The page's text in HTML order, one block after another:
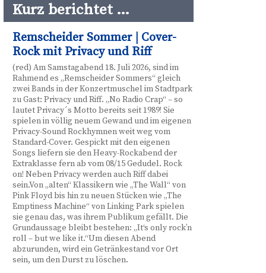
Kurz berichtet …
Remscheider Sommer | Cover-
Rock mit Privacy und Riff
(red) Am Samstagabend 18. Juli 2026, sind im
Rahmend es „Remscheider Sommers“ gleich
zwei Bands in der Konzertmuschel im Stadtpark
zu Gast: Privacy und Riff. „No Radio Crap“ – so
lautet Privacy´s Motto bereits seit 1989! Sie
spielen in völlig neuem Gewand und im eigenen
Privacy-Sound Rockhymnen weit weg vom
Standard-Cover. Gespickt mit den eigenen
Songs liefern sie den Heavy-Rockabend der
Extraklasse fern ab vom 08/15 Gedudel. Rock
on! Neben Privacy werden auch Riff dabei
sein.Von „alten“ Klassikern wie „The Wall“ von
Pink Floyd bis hin zu neuen Stücken wie „The
Emptiness Machine“ von Linking Park spielen
sie genau das, was ihrem Publikum gefällt. Die
Grundaussage bleibt bestehen: „It‘s only rock’n
roll – but we like it.“Um diesen Abend
abzurunden, wird ein Getränkestand vor Ort
sein, um den Durst zu löschen.